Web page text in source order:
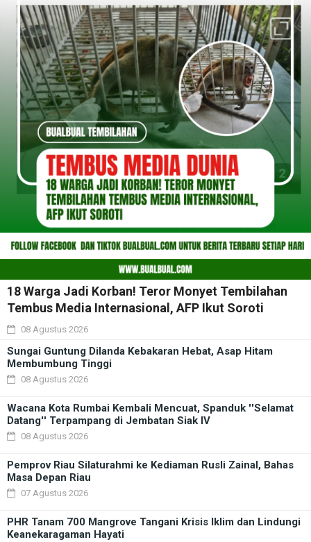
18 Warga Jadi Korban! Teror Monyet Tembilahan
Tembus Media Internasional, AFP Ikut Soroti
08 Agustus 2026
Sungai Guntung Dilanda Kebakaran Hebat, Asap Hitam
Membumbung Tinggi
08 Agustus 2026
Wacana Kota Rumbai Kembali Mencuat, Spanduk ''Selamat
Datang'' Terpampang di Jembatan Siak IV
08 Agustus 2026
Pemprov Riau Silaturahmi ke Kediaman Rusli Zainal, Bahas
Masa Depan Riau
07 Agustus 2026
PHR Tanam 700 Mangrove Tangani Krisis Iklim dan Lindungi
Keanekaragaman Hayati